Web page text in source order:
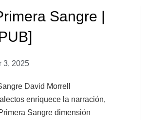
Sangre |
3, 2025
David Morrell
enriquece la narración,
Sangre dimensión